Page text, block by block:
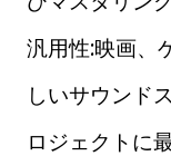
汎用性:映画、
しいサウンド
ロジェクトに